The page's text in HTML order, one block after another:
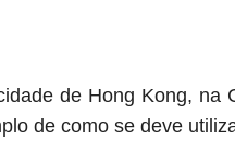
de Hong Kong, na
de como se deve